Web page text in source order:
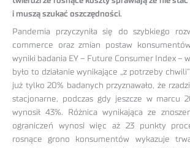
i muszą szukać oszczędności.
Pandemia przyczyniła się do szybkiego
commerce oraz zmian postaw
wyniki badania EY – Future Consumer Index –
było to działanie wynikające „z potrzeby
już tylko 20% badanych przyznawało, że
stacjonarne, podczas gdy jeszcze w marcu
wynosił 43%. Różnica wynikająca ze
ograniczeń wynosi więc aż 23 punkty
rosnące grono konsumentów wykazuje